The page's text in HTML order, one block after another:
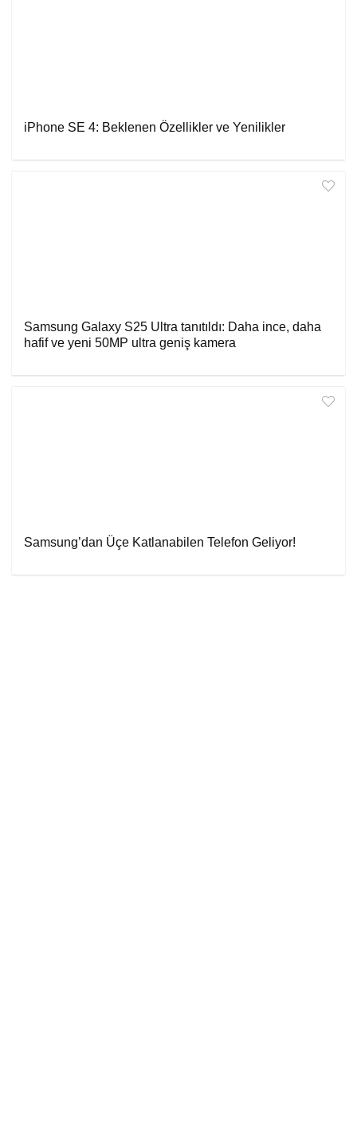
iPhone SE 4: Beklenen Özellikler ve Yenilikler
Samsung Galaxy S25 Ultra tanıtıldı: Daha ince, daha
hafif ve yeni 50MP ultra geniş kamera
Samsung’dan Üçe Katlanabilen Telefon Geliyor!